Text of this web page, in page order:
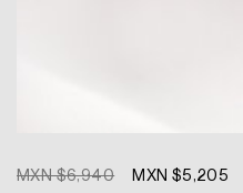
MXN $6,940
Original
MXN $5,205
Current